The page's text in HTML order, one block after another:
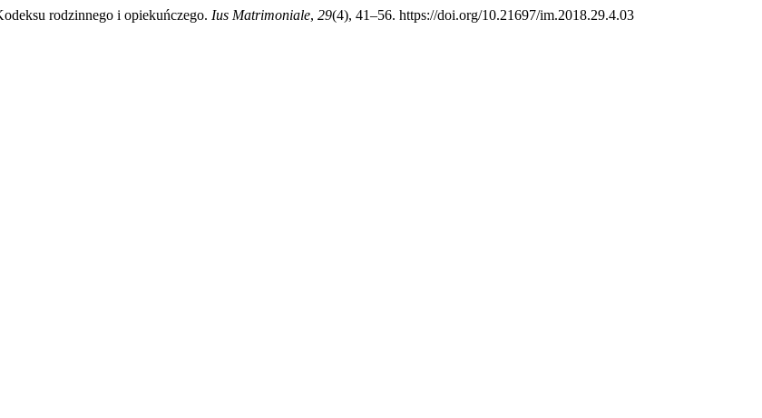
rodzinnego i opiekuńczego. Ius Matrimoniale, 29(4), 41–56. https://doi.org/10.21697/im.2018.29.4.03